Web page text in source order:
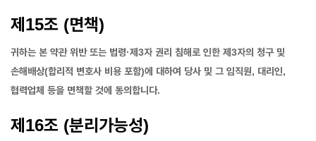
제15조 (면책)
귀하는 본 약관 위반 또는 법령·제3자 권리 침해로 인한 제3자의 청구 및
손해배상(합리적 변호사 비용 포함)에 대하여 당사 및 그 임직원, 대리인,
협력업체 등을 면책할 것에 동의합니다.
제16조 (분리가능성)